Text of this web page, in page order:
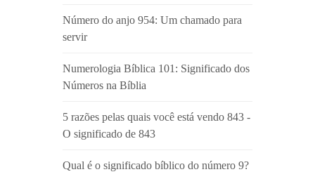
Número do anjo 954: Um chamado para
servir
Numerologia Bíblica 101: Significado dos
Números na Bíblia
5 razões pelas quais você está vendo 843 -
O significado de 843
Qual é o significado bíblico do número 9?